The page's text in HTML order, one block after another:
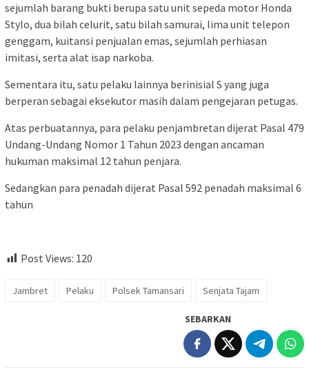
sejumlah barang bukti berupa satu unit sepeda motor Honda
Stylo, dua bilah celurit, satu bilah samurai, lima unit telepon
genggam, kuitansi penjualan emas, sejumlah perhiasan
imitasi, serta alat isap narkoba.
Sementara itu, satu pelaku lainnya berinisial S yang juga
berperan sebagai eksekutor masih dalam pengejaran petugas.
Atas perbuatannya, para pelaku penjambretan dijerat Pasal 479
Undang-Undang Nomor 1 Tahun 2023 dengan ancaman
hukuman maksimal 12 tahun penjara.
Sedangkan para penadah dijerat Pasal 592 penadah maksimal 6
tahun
Post Views: 120
Jambret Pelaku Polsek Tamansari Senjata Tajam
SEBARKAN